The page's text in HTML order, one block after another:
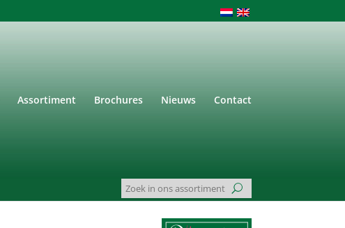
Assortiment Brochures Nieuws Contact